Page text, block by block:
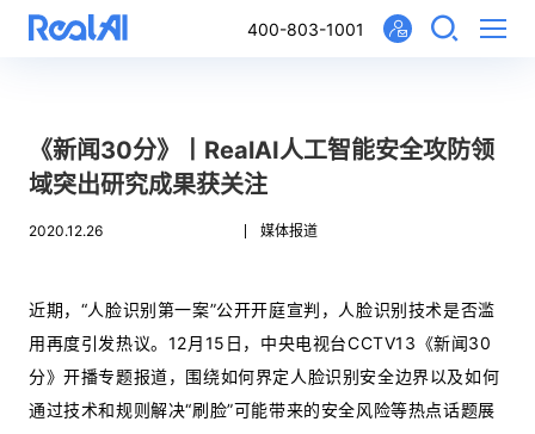
400-803-1001
《新闻30分》丨RealAI人工智能安全攻防领
域突出研究成果获关注
2020.12.26 媒体报道
近期，“人脸识别第一案”公开开庭宣判，人脸识别技术是否滥
用再度引发热议。12月15日，中央电视台CCTV13《新闻30
分》开播专题报道，围绕如何界定人脸识别安全边界以及如何
通过技术和规则解决“刷脸”可能带来的安全风险等热点话题展